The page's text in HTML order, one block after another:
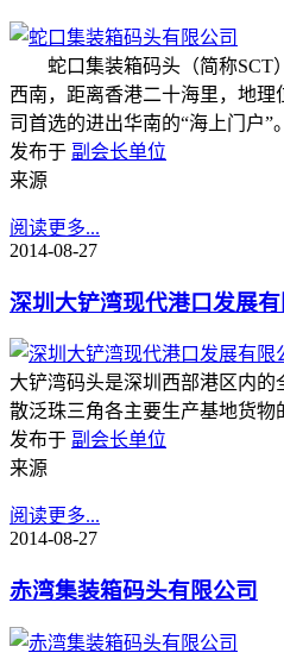
蛇口集装箱码头（简称SCT
西南，距离香港二十海里，地
司首选的进出华南的“海上门户”
发布于 副会长单位
来源
阅读更多...
2014-08-27
深圳大铲湾现代港口发展有
大铲湾码头是深圳西部港区内
散泛珠三角各主要生产基地货物
发布于 副会长单位
来源
阅读更多...
2014-08-27
赤湾集装箱码头有限公司